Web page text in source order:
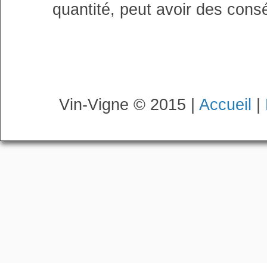
quantité, peut avoir des
Vin-Vigne © 2015 | Accueil